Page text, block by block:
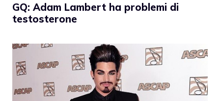
GQ: Adam Lambert ha problemi di
testosterone